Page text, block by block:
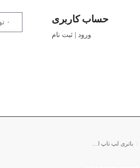
حساب کاربری
ورود | ثبت نام
۰
/ باتری لپ تاپ ایسوس A3 A6 A7K A3000 A42-A3 A42-A6